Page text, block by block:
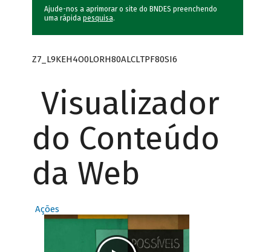
Ajude-nos a aprimorar o site do BNDES preenchendo
uma rápida pesquisa.
Z7_L9KEH4O0LORH80ALCLTPF80SI6
Visualizador
do Conteúdo
da Web
Ações